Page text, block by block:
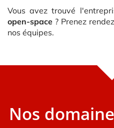
Vous avez trouvé
open-space ? Prenez
nos équipes.
Nos